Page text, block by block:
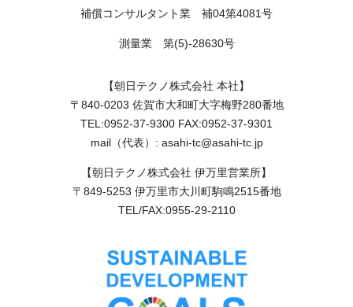
補償コンサルタント業 補04第4081号
測量業 第(5)-28630号
【朝日テクノ株式会社 本社】
〒840-0203 佐賀市大和町大字梅野280番地
TEL:0952-37-9300 FAX:0952-37-9301
mail（代表）: asahi-tc@asahi-tc.jp
【朝日テクノ株式会社 伊万里営業所】
〒849-5253 伊万里市大川町駒鳴2515番地
TEL/FAX:0955-29-2110